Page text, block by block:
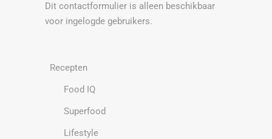
Dit contactformulier is alleen beschikbaar
voor ingelogde gebruikers.
Recepten
Food IQ
Superfood
Lifestyle